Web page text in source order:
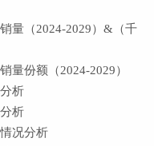
量（2024-2029）&（千
份额（2024-2029）
析
析
况分析